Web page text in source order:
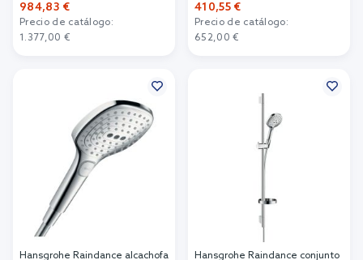
984,83 €
Precio de catálogo:
1.377,00 €
410,55 €
Precio de catálogo:
652,00 €
Hansgrohe Raindance alcachofa
Hansgrohe Raindance conjunto